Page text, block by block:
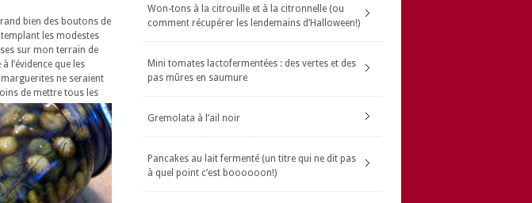
bien des boutons de
les modestes
sur mon terrain de
l’évidence que les
ne seraient
de mettre tous les
Won-tons à la citrouille et à la citronnelle (ou
comment récupérer les lendemains d’Halloween!)
Mini tomates lactofermentées : des vertes et des
pas mûres en saumure
Gremolata à l’ail noir
Pancakes au lait fermenté (un titre qui ne dit pas
à quel point c’est boooooon!)